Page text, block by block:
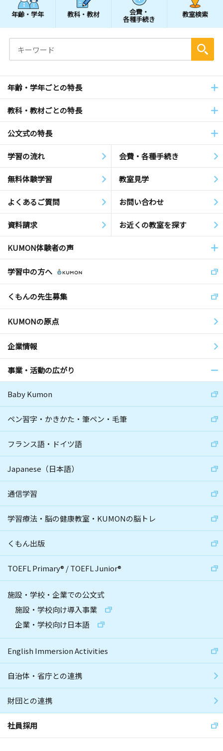
年齢・学年 教科・教材 会費・
各種手続き
教室検索
年齢・学年ごとの特長
教科・教材ごとの特長
公文式の特長
学習の流れ 会費・各種手続き
無料体験学習 教室見学
よくあるご質問 お問い合わせ
資料請求 お近くの教室を探す
KUMON体験者の声
学習中の方へ
くもんの先生募集
KUMONの原点
企業情報
事業・活動の広がり
Baby Kumon
ペン習字・かきかた・筆ペン・毛筆
フランス語・ドイツ語
Japanese（日本語）
通信学習
学習療法・脳の健康教室・KUMONの脳トレ
くもん出版
TOEFL Primary® /TOEFL Junior®
施設・学校・企業での公文式
施設・学校向け導入事業
企業・学校向け日本語
English Immersion Activities
自治体・省庁との連携
財団との連携
社員採用